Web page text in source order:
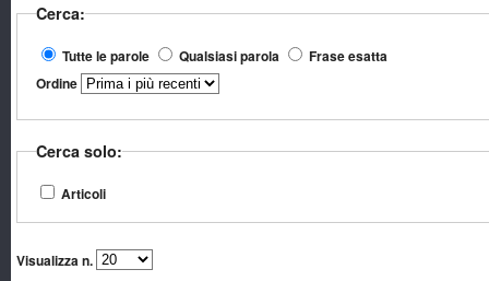
Cerca:
Tutte le parole Qualsiasi parola
Frase esatta
Ordine
Cerca solo:
Articoli
Visualizza n.